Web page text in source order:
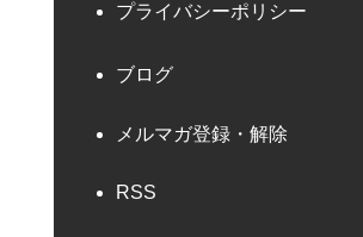
プライバシーポリシー
ブログ
メルマガ登録・解除
RSS